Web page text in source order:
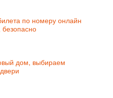
по номеру онлайн
безопасно
дом, выбираем